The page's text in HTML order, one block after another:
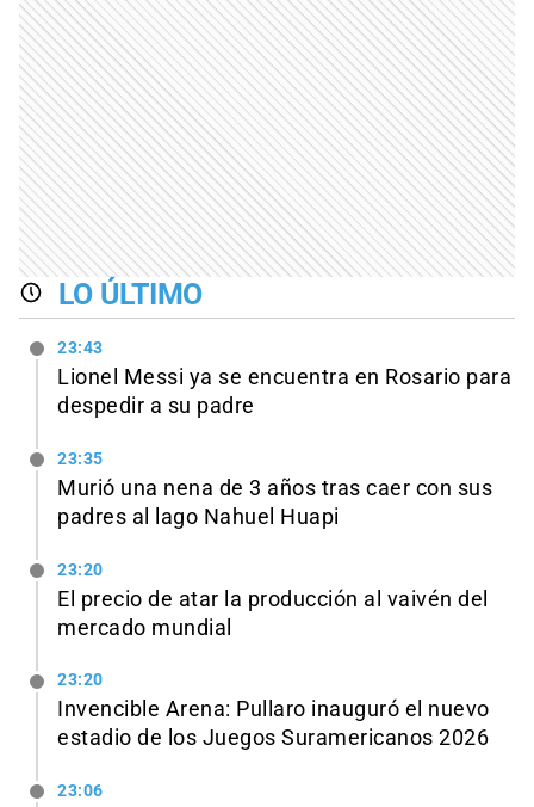
LO ÚLTIMO
23:43
Lionel Messi ya se encuentra en Rosario para
despedir a su padre
23:35
Murió una nena de 3 años tras caer con sus
padres al lago Nahuel Huapi
23:20
El precio de atar la producción al vaivén del
mercado mundial
23:20
Invencible Arena: Pullaro inauguró el nuevo
estadio de los Juegos Suramericanos 2026
23:06